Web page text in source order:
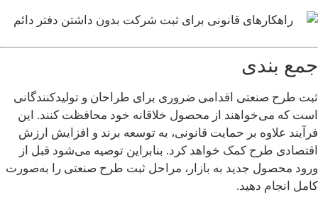
جمع‌ بندی
ثبت طرح صنعتی اقدامی ضروری برای طراحان و تولیدکنندگانی
است که می‌خواهند از محصول خلاقانه خود محافظت کنند. این
فرآیند علاوه بر حمایت قانونی، به توسعه برند و افزایش ارزش
اقتصادی طرح کمک خواهد کرد. بنابراین توصیه می‌شود قبل از
ورود محصول جدید به بازار، مراحل ثبت طرح صنعتی را به‌صورت
کامل انجام دهید.